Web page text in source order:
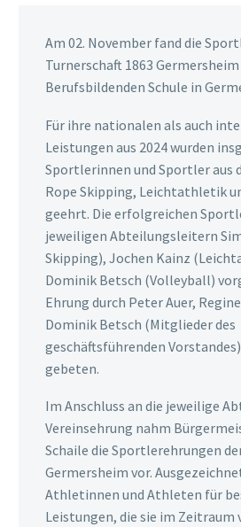
Am 02. November fand die
Turnerschaft 1863
Berufsbildenden Schule in
Für ihre nationalen als auch
Leistungen aus 2024 wurden
Sportlerinnen und Sportler aus
Rope Skipping, Leichtathletik
geehrt. Die erfolgreichen
jeweiligen Abteilungsleitern
Skipping), Jochen Kainz
Dominik Betsch (Volleyball)
Ehrung durch Peter Auer,
Dominik Betsch (Mitglieder des
geschäftsführenden
gebeten.
Im Anschluss an die jeweilige
Vereinsehrung nahm
Schaile die Sportlerehrungen
Germersheim vor.
Athletinnen und Athleten für
Leistungen, die sie im Zeitraum